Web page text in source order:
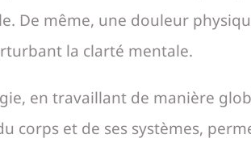
De même, une douleur
la clarté mentale.
en travaillant de manière
corps et de ses systèmes,